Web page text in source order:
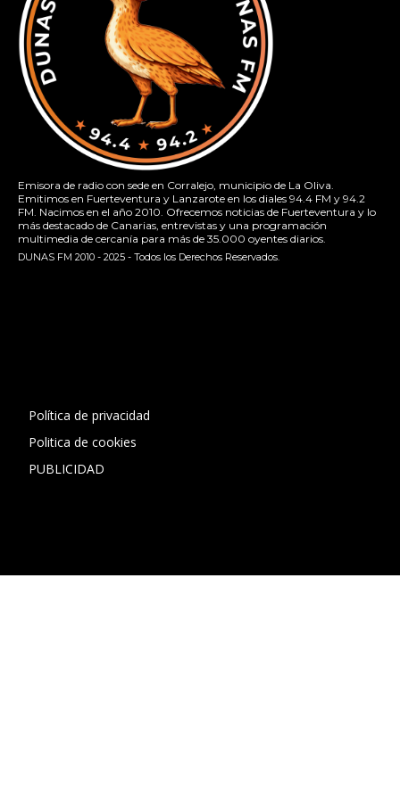
Emisora de radio con sede en Corralejo, municipio de La Oliva.
Emitimos en Fuerteventura y Lanzarote en los diales 94.4 FM y 94.2
FM. Nacimos en el año 2010. Ofrecemos noticias de Fuerteventura y lo
más destacado de Canarias, entrevistas y una programación
multimedia de cercanía para más de 35.000 oyentes diarios.
DUNAS FM 2010 - 2025 - Todos los Derechos Reservados.
Política de privacidad
Politica de cookies
PUBLICIDAD